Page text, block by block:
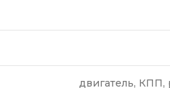
двигатель, КПП,